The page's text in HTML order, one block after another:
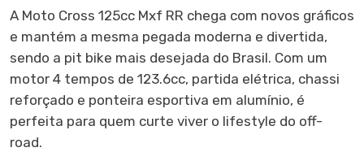
A Moto Cross 125cc Mxf RR chega com novos gráficos
e mantém a mesma pegada moderna e divertida,
sendo a pit bike mais desejada do Brasil. Com um
motor 4 tempos de 123.6cc, partida elétrica, chassi
reforçado e ponteira esportiva em alumínio, é
perfeita para quem curte viver o lifestyle do off-
road.